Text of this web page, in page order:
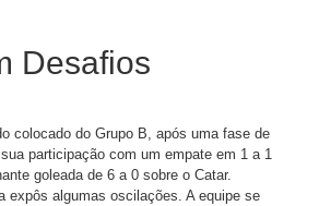
Desafios
colocado do Grupo B, após uma fase de
participação com um empate em 1 a 1
goleada de 6 a 0 sobre o Catar.
expôs algumas oscilações. A equipe se